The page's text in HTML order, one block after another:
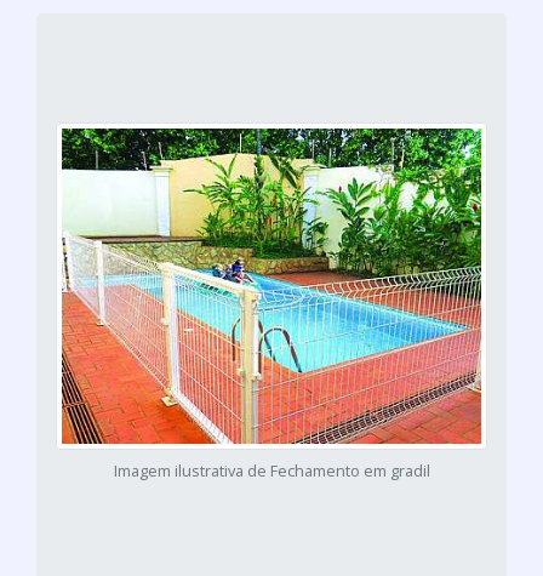
Imagem ilustrativa de Fechamento em gradil